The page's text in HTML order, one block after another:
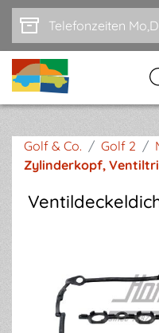
Zum Hauptinhalt
Golf & Co. / Golf 2 /
Zylinderkopf,